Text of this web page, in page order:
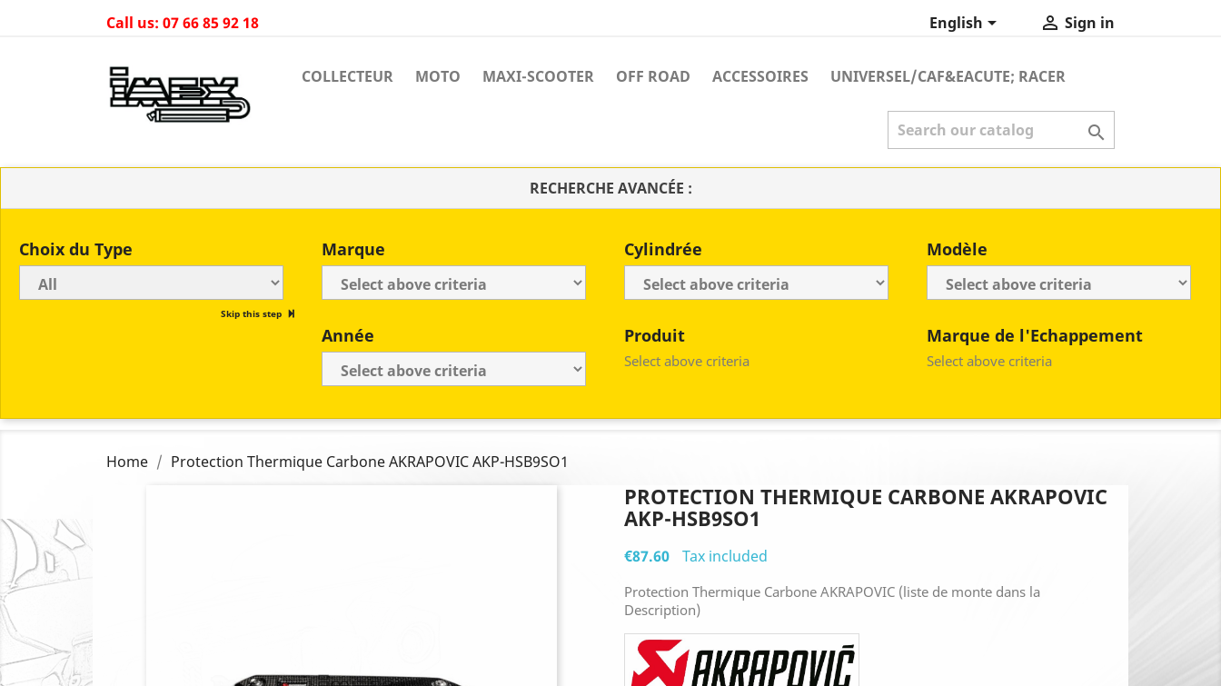
Call us: 07 66 85 92 18 English  Sign in
COLLECTEUR MOTO MAXI-SCOOTER OFF ROAD ACCESSOIRES UNIVERSEL/CAF&EACUTE; RACER

RECHERCHE AVANCÉE :
Choix du Type
Skip this step
Marque Cylindrée Modèle
Année Produit
Select above criteria
Marque de l'Echappement
Select above criteria
Home Protection Thermique Carbone AKRAPOVIC AKP-HSB9SO1
PROTECTION THERMIQUE CARBONE AKRAPOVIC
AKP-HSB9SO1
€87.60 Tax included
Protection Thermique Carbone AKRAPOVIC (liste de monte dans la
Description)